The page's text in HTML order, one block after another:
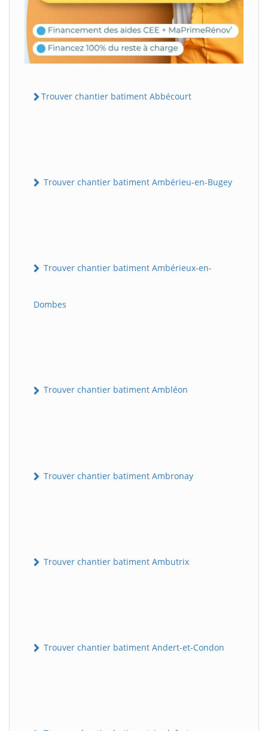
Trouver chantier batiment Abbécourt
Trouver chantier batiment Ambérieu-en-Bugey
Trouver chantier batiment Ambérieux-en-
Dombes
Trouver chantier batiment Ambléon
Trouver chantier batiment Ambronay
Trouver chantier batiment Ambutrix
Trouver chantier batiment Andert-et-Condon